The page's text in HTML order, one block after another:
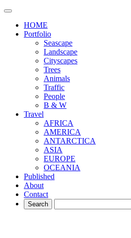
HOME
Portfolio
Seascape
Landscape
Cityscapes
Trees
Animals
Traffic
People
B & W
Travel
AFRICA
AMERICA
ANTARCTICA
ASIA
EUROPE
OCEANIA
Published
About
Contact